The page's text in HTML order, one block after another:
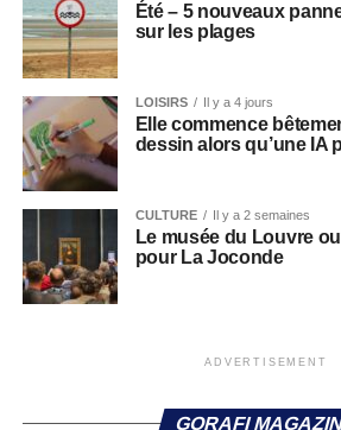
Été – 5 nouveaux
sur les plages
LOISIRS Il y a 4 jours
Elle commence
dessin alors qu’une IA
CULTURE Il y a 2 semaines
Le musée du Louvre
pour La Joconde
ADVERTISEMENT
GORAFI